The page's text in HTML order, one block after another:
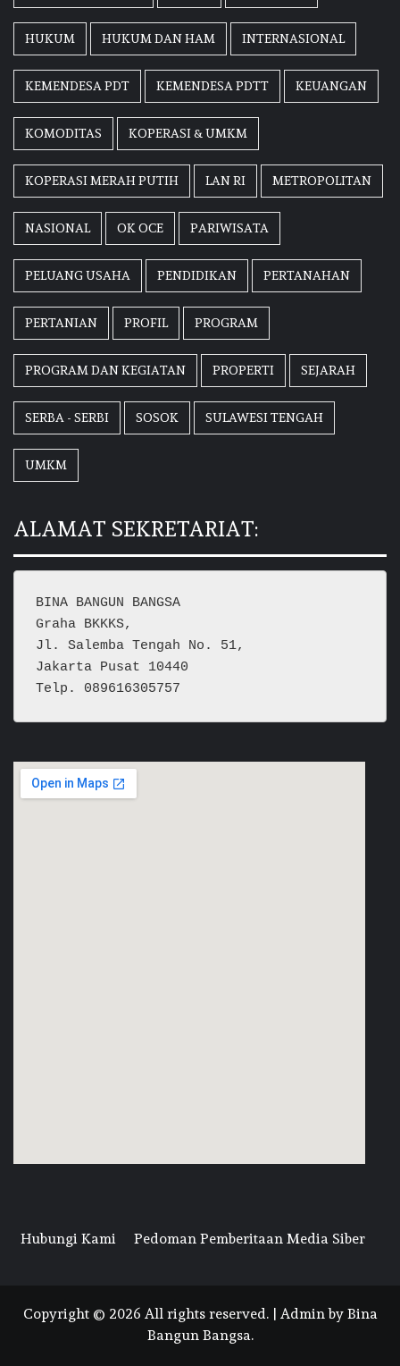
HUKUM HUKUM DAN HAM INTERNASIONAL
KEMENDESA PDT KEMENDESA PDTT KEUANGAN
KOMODITAS KOPERASI & UMKM
KOPERASI MERAH PUTIH LAN RI METROPOLITAN
NASIONAL OK OCE PARIWISATA
PELUANG USAHA PENDIDIKAN PERTANAHAN
PERTANIAN PROFIL PROGRAM
PROGRAM DAN KEGIATAN PROPERTI SEJARAH
SERBA - SERBI SOSOK SULAWESI TENGAH
UMKM
ALAMAT SEKRETARIAT:
BINA BANGUN BANGSA
Graha BKKKS,
Jl. Salemba Tengah No. 51,
Jakarta Pusat 10440
Telp. 089616305757
Hubungi Kami Pedoman Pemberitaan Media Siber
Copyright © 2026 All rights reserved. | Admin by Bina
Bangun Bangsa.